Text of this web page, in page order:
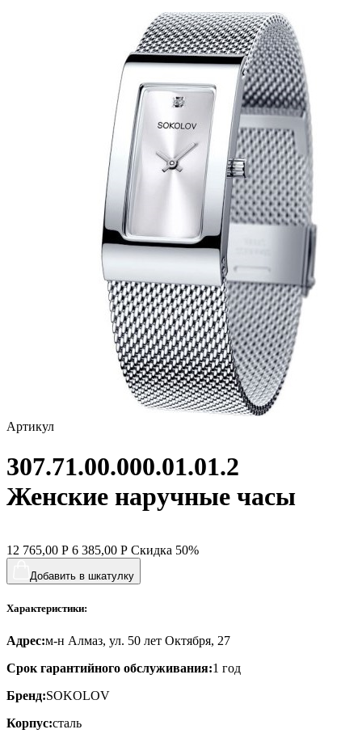
Артикул
307.71.00.000.01.01.2
Женские наручные часы
12 765,00 Р 6 385,00 Р Скидка 50%
Добавить в шкатулку
Характеристики:
Адрес:м-н Алмаз, ул. 50 лет Октября, 27
Срок гарантийного обслуживания:1 год
Бренд:SOKOLOV
Корпус:сталь